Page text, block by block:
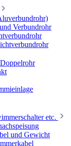
Verbundrohr
etc.
und Gewicht